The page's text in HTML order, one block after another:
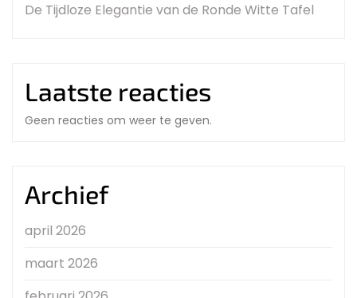
De Tijdloze Elegantie van de Ronde Witte Tafel
Laatste reacties
Geen reacties om weer te geven.
Archief
april 2026
maart 2026